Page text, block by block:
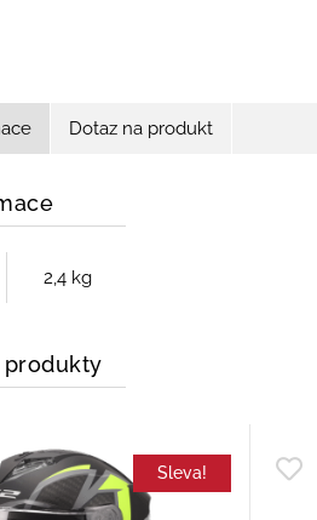
Dotaz na produkt
2,4 kg
produkty
Sleva!